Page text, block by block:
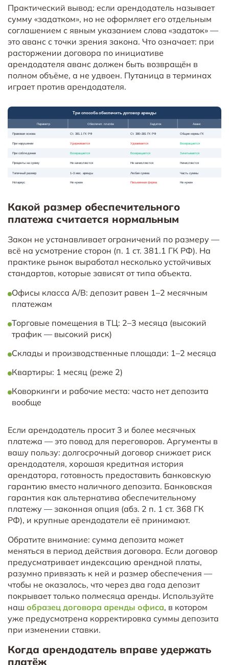
Практический вывод: если арендодатель называет
сумму «задатком», но не оформляет его отдельным
соглашением с явным указанием слова «задаток» —
это аванс с точки зрения закона. Что означает: при
расторжении договора по инициативе
арендодателя аванс должен быть возвращён в
полном объёме, а не удвоен. Путаница в терминах
играет против арендодателя.
Какой размер обеспечительного
платежа считается нормальным
Закон не устанавливает ограничений по размеру —
всё на усмотрение сторон (п. 1 ст. 381.1 ГК РФ). На
практике рынок выработал несколько устойчивых
стандартов, которые зависят от типа объекта.
Офисы класса A/B: депозит равен 1–2 месячным
платежам
Торговые помещения в ТЦ: 2–3 месяца (высокий
трафик — высокий риск)
Склады и производственные площади: 1–2 месяца
Квартиры: 1 месяц (реже 2)
Коворкинги и рабочие места: часто нет депозита
вообще
Если арендодатель просит 3 и более месячных
платежа — это повод для переговоров. Аргументы в
вашу пользу: долгосрочный договор снижает риск
арендодателя, хорошая кредитная история
арендатора, готовность предоставить банковскую
гарантию вместо наличного депозита. Банковская
гарантия как альтернатива обеспечительному
платежу — законная опция (абз. 2 п. 1 ст. 368 ГК
РФ), и крупные арендодатели её принимают.
Обратите внимание: сумма депозита может
меняться в период действия договора. Если договор
предусматривает индексацию арендной платы,
разумно привязать к ней и размер обеспечения —
чтобы не оказалось, что через два года депозит
покрывает только полмесяца аренды. Используйте
наш образец договора аренды офиса, в котором
уже предусмотрена корректировка суммы депозита
при изменении ставки.
Когда арендодатель вправе удержать
платёж